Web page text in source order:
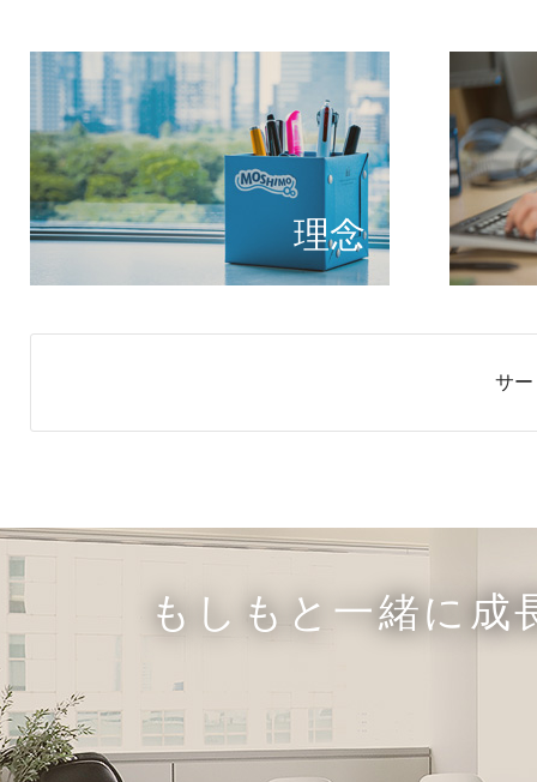
理念
個のチ
もしもが描く未
サ
もしもと一緒に成